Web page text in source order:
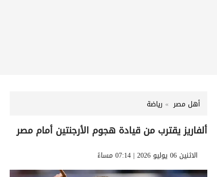
أهل مصر رياضة
ألفاريز يقترب من قيادة هجوم الأرجنتين أمام مصر
الاثنين 06 يوليو 2026 | 07:14 مساءً